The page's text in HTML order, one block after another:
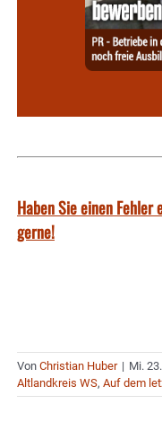
Haben Sie einen
gerne!
Von Christian Huber | Mi.
Altlandkreis WS, Auf dem